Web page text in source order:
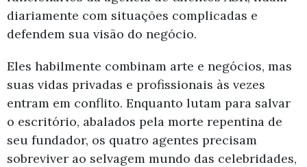
diariamente com situações complicadas e
defendem sua visão do negócio.
Eles habilmente combinam arte e negócios, mas
suas vidas privadas e profissionais às vezes
entram em conflito. Enquanto lutam para salvar
o escritório, abalados pela morte repentina de
seu fundador, os quatro agentes precisam
sobreviver ao selvagem mundo das celebridades,